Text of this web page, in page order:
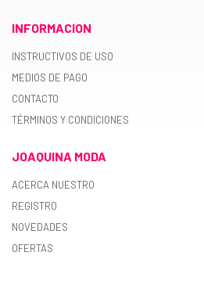
INFORMACION
INSTRUCTIVOS DE USO
MEDIOS DE PAGO
CONTACTO
TÉRMINOS Y CONDICIONES
JOAQUINA MODA
ACERCA NUESTRO
REGISTRO
NOVEDADES
OFERTAS